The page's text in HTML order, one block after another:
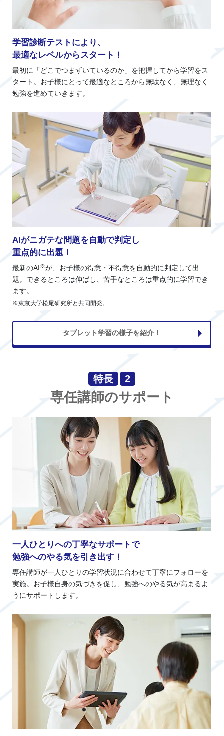
学習診断テストにより、
最適なレベルからスタート！
最初に「どこでつまずいているのか」を把握してから学習をス
タート。お子様にとって最適なところから無駄なく、無理なく
勉強を進めていきます。
AIがニガテな問題を自動で判定し
重点的に出題！
最新のAI※が、お子様の得意・不得意を自動的に判定して出
題。できるところは伸ばし、苦手なところは重点的に学習でき
ます。
※東京大学松尾研究所と共同開発。
タブレット学習の様子を紹介！
特長 2
専任講師のサポート
一人ひとりへの丁寧なサポートで
勉強へのやる気を引き出す！
専任講師が一人ひとりの学習状況に合わせて丁寧にフォローを
実施。お子様自身の気づきを促し、勉強へのやる気が高まるよ
うにサポートします。